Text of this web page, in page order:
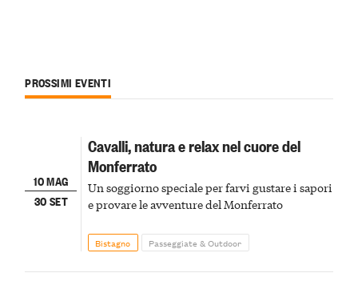
PROSSIMI EVENTI
10 MAG
30 SET
Cavalli, natura e relax nel cuore del
Monferrato
Un soggiorno speciale per farvi gustare i sapori
e provare le avventure del Monferrato
Bistagno Passeggiate & Outdoor